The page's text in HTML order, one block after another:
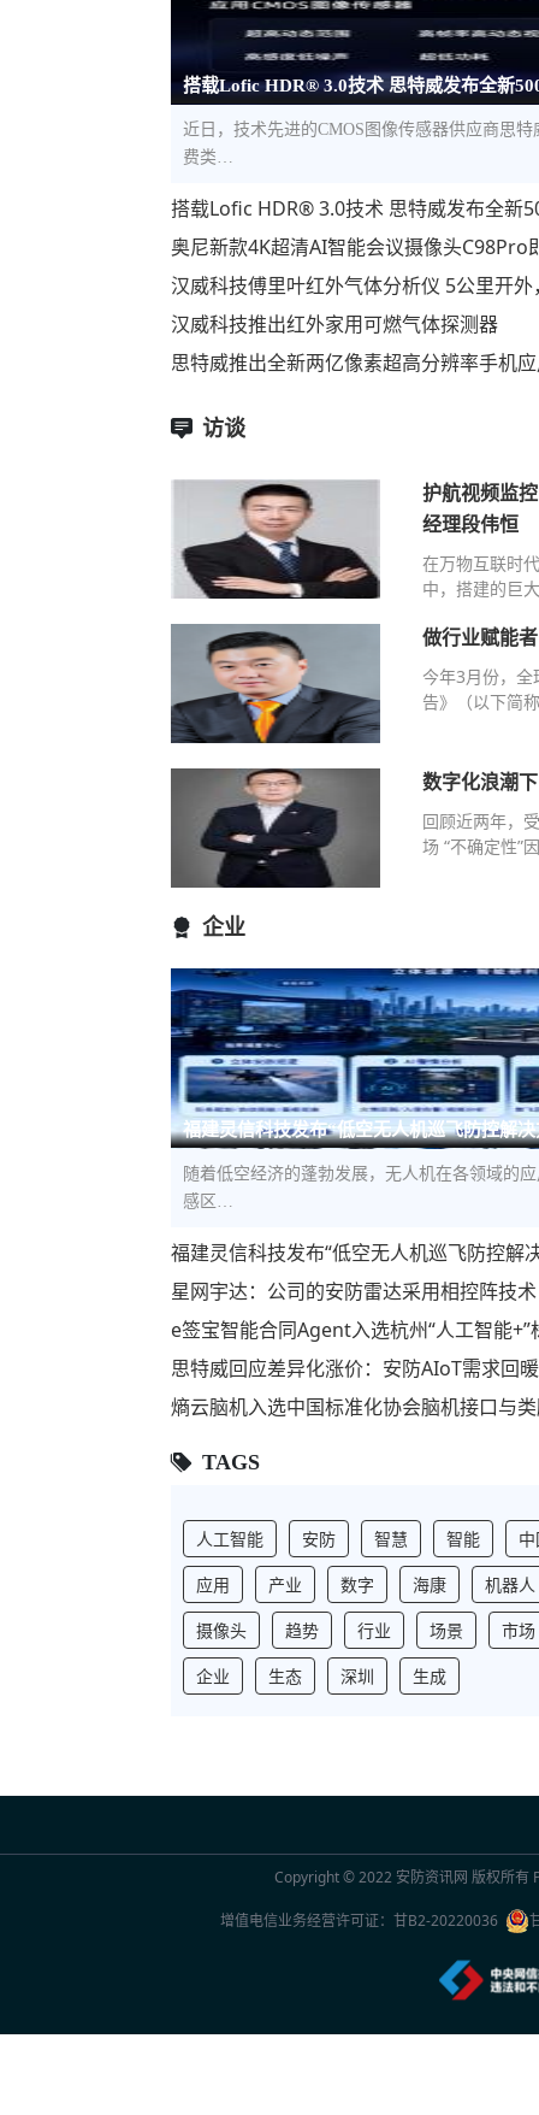
搭载Lofic HDR® 3.0技术 思特威发布全新
近日，技术先进的CMOS图像传感器供应商思特
费类…
搭载Lofic HDR® 3.0技术 思特威发布全新
奥尼新款4K超清AI智能会议摄像头C98Pro
汉威科技傅里叶红外气体分析仪 5公里开
汉威科技推出红外家用可燃气体探测器
思特威推出全新两亿像素超高分辨率手机
访谈
护航视频监
经理段伟恒
在万物互联时
中，搭建的巨
做行业赋能
今年3月份，
告》（以下简
数字化浪潮
回顾近两年，
场 “不确定性”
企业
福建灵信科技发布“低空无人机巡飞防控解
随着低空经济的蓬勃发展，无人机在各领域的
感区…
福建灵信科技发布“低空无人机巡飞防控解
星网宇达：公司的安防雷达采用相控阵技
e签宝智能合同Agent入选杭州“人工智能
思特威回应差异化涨价：安防AIoT需求回
熵云脑机入选中国标准化协会脑机接口与
TAGS
人工智能 安防 智慧 智能
应用
产业 数字 海康
机器人
摄像头
趋势 行业 场景
市场
企业
生态 深圳 生成
Copyright © 2022 安防资讯网 版权所有
增值电信业务经营许可证： 甘B2-20220036